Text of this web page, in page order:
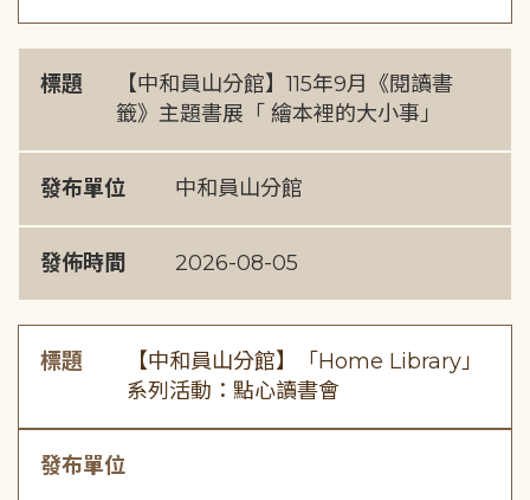
標題
【中和員山分館】115年9月《閱讀書
籤》主題書展「 繪本裡的大小事」
發布單位 中和員山分館
發佈時間 2026-08-05
標題
【中和員山分館】「Home Library」
系列活動：點心讀書會
發布單位